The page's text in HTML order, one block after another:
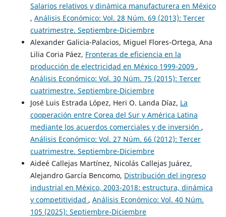
Salarios relativos y dinámica manufacturera en México
, Análisis Económico: Vol. 28 Núm. 69 (2013): Tercer
cuatrimestre. Septiembre-Diciembre
Alexander Galicia-Palacios, Miguel Flores-Ortega, Ana
Lilia Coria Páez, Fronteras de eficiencia en la
producción de electricidad en México 1999-2009 ,
Análisis Económico: Vol. 30 Núm. 75 (2015): Tercer
cuatrimestre. Septiembre-Diciembre
José Luis Estrada López, Heri O. Landa Díaz, La
cooperación entre Corea del Sur y América Latina
mediante los acuerdos comerciales y de inversión ,
Análisis Económico: Vol. 27 Núm. 66 (2012): Tercer
cuatrimestre. Septiembre-Diciembre
Aideé Callejas Martínez, Nicolás Callejas Juárez,
Alejandro García Bencomo, Distribución del ingreso
industrial en México, 2003-2018: estructura, dinámica
y competitividad , Análisis Económico: Vol. 40 Núm.
105 (2025): Septiembre-Diciembre